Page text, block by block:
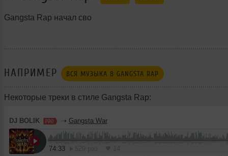
Gangsta Rap начал сво
НАПРИМЕР ВСЯ МУЗЫКА В GANGSTA RAP
Некоторые треки в стиле Gangsta Rap:
DJ BOLIK ➝ Gangsta War
74:33